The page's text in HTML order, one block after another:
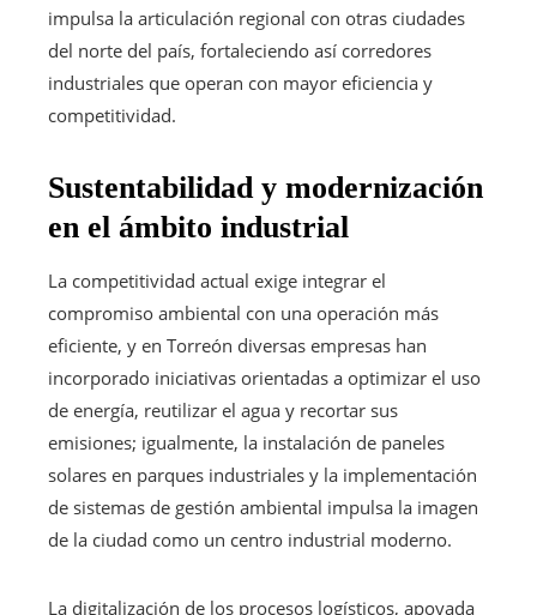
impulsa la articulación regional con otras ciudades
del norte del país, fortaleciendo así corredores
industriales que operan con mayor eficiencia y
competitividad.
Sustentabilidad y modernización
en el ámbito industrial
La competitividad actual exige integrar el
compromiso ambiental con una operación más
eficiente, y en Torreón diversas empresas han
incorporado iniciativas orientadas a optimizar el uso
de energía, reutilizar el agua y recortar sus
emisiones; igualmente, la instalación de paneles
solares en parques industriales y la implementación
de sistemas de gestión ambiental impulsa la imagen
de la ciudad como un centro industrial moderno.
La digitalización de los procesos logísticos, apoyada